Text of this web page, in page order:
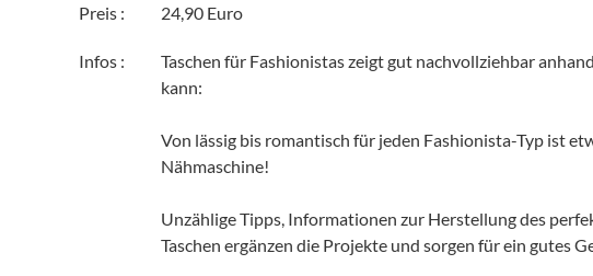
Preis : 24,90 Euro
Infos :
Taschen für Fashionistas zeigt gut nachvollziehbar
kann:
Von lässig bis romantisch für jeden Fashionista-Typ ist
Nähmaschine!
Unzählige Tipps, Informationen zur Herstellung des
Taschen ergänzen die Projekte und sorgen für ein gutes